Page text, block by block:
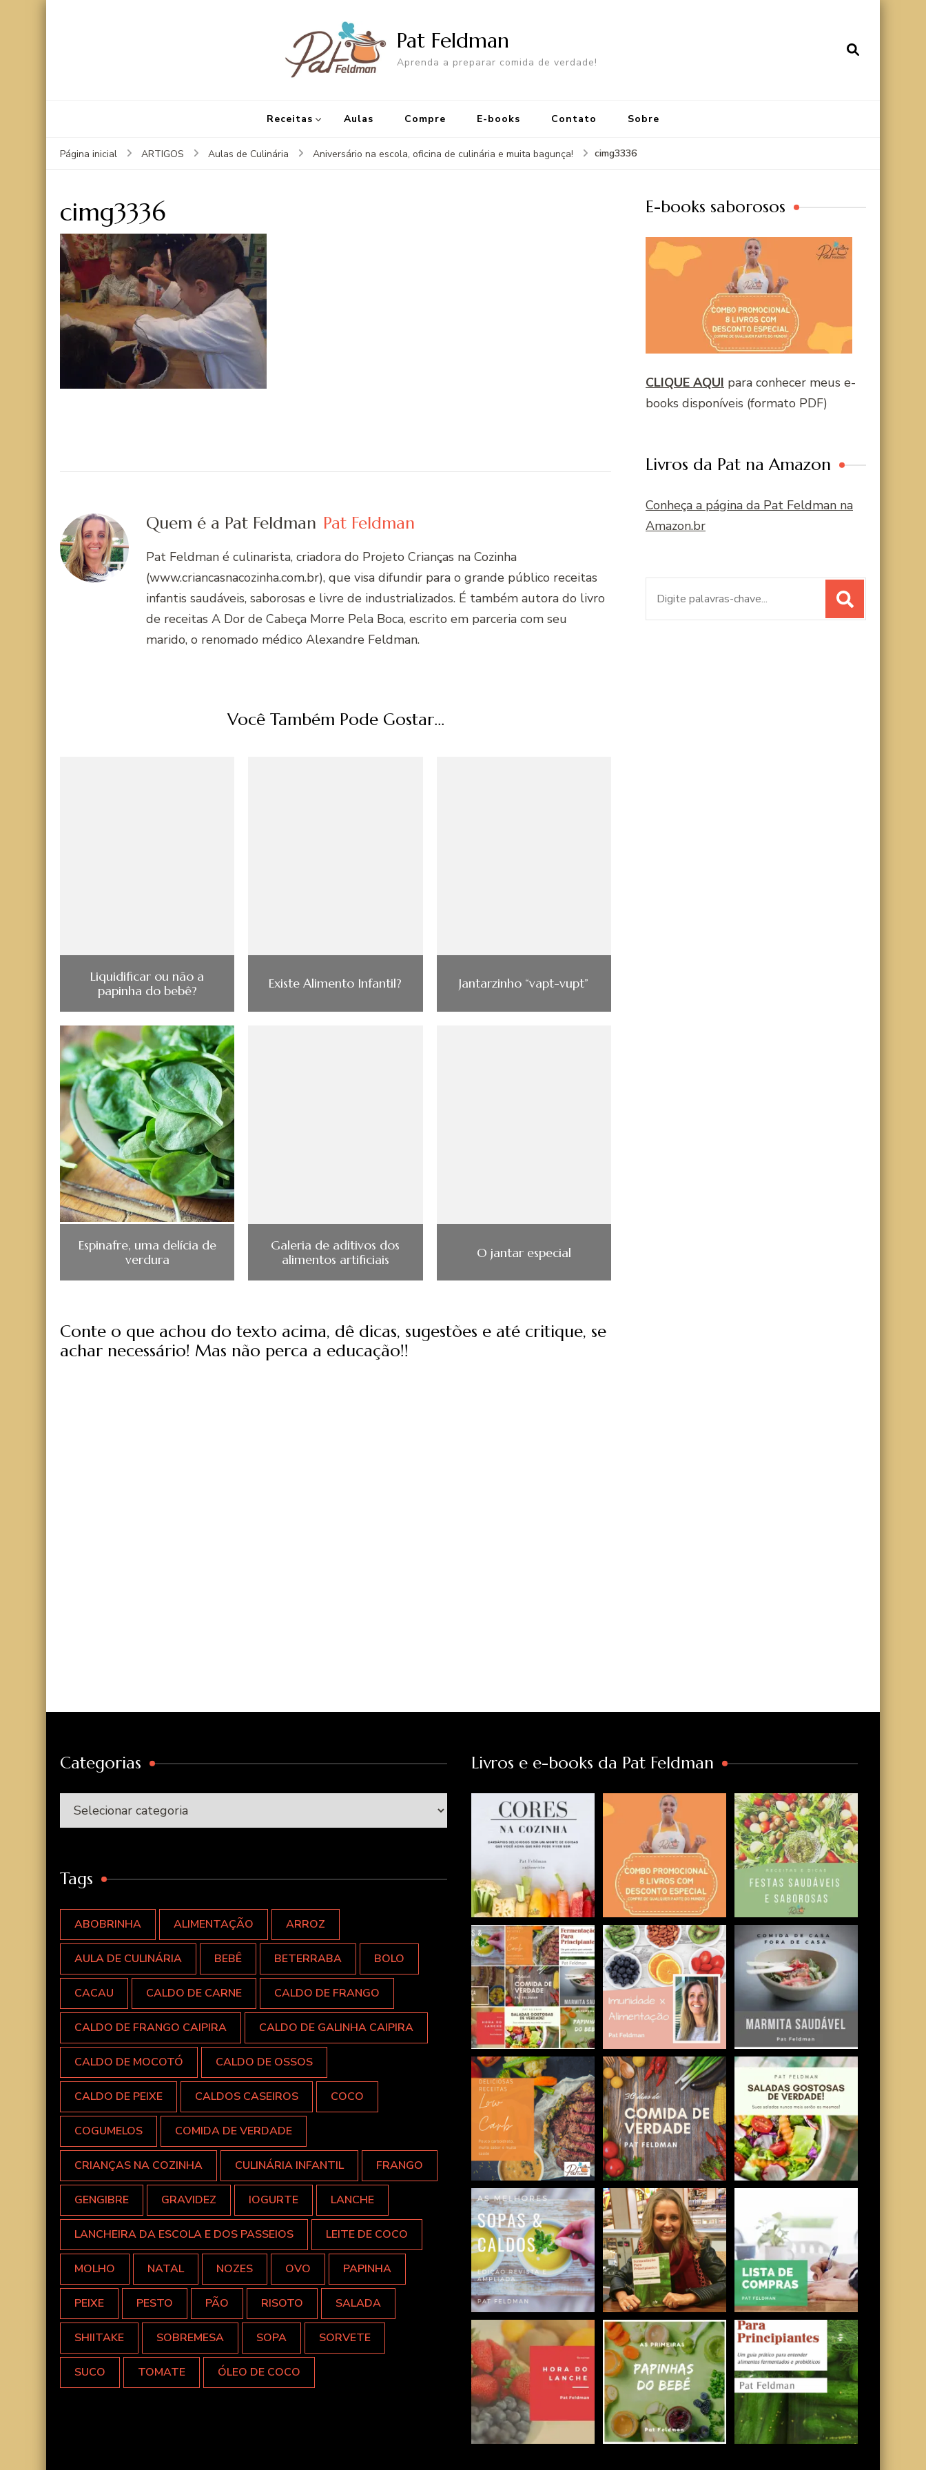
Pat Feldman
Aprenda a preparar comida de verdade!
Receitas Aulas Compre E-books Contato Sobre
Página inicial ARTIGOS Aulas de Culinária Aniversário na escola, oficina de culinária e muita bagunça! cimg3336
cimg3336
Quem é a Pat Feldman Pat Feldman
Pat Feldman é culinarista, criadora do Projeto Crianças na Cozinha
(www.criancasnacozinha.com.br), que visa difundir para o grande público receitas
infantis saudáveis, saborosas e livre de industrializados. É também autora do livro
de receitas A Dor de Cabeça Morre Pela Boca, escrito em parceria com seu
marido, o renomado médico Alexandre Feldman.
Você Também Pode Gostar...
Liquidificar ou não a
papinha do bebê?
Existe Alimento Infantil? Jantarzinho “vapt-vupt”
Espinafre, uma delícia de
verdura
Galeria de aditivos dos
alimentos artificiais
O jantar especial
Conte o que achou do texto acima, dê dicas, sugestões e até critique, se
achar necessário! Mas não perca a educação!!
E-books saborosos
CLIQUE AQUI para conhecer meus e-
books disponíveis (formato PDF)
Livros da Pat na Amazon
Conheça a página da Pat Feldman na
Amazon.br
Categorias
Categorias
Tags
ABOBRINHA ALIMENTAÇÃO ARROZ
AULA DE CULINÁRIA BEBÊ BETERRABA BOLO
CACAU CALDO DE CARNE CALDO DE FRANGO
CALDO DE FRANGO CAIPIRA CALDO DE GALINHA CAIPIRA
CALDO DE MOCOTÓ CALDO DE OSSOS
CALDO DE PEIXE CALDOS CASEIROS COCO
COGUMELOS COMIDA DE VERDADE
CRIANÇAS NA COZINHA CULINÁRIA INFANTIL FRANGO
GENGIBRE GRAVIDEZ IOGURTE LANCHE
LANCHEIRA DA ESCOLA E DOS PASSEIOS LEITE DE COCO
MOLHO NATAL NOZES OVO PAPINHA
PEIXE PESTO PÃO RISOTO SALADA
SHIITAKE SOBREMESA SOPA SORVETE
SUCO TOMATE ÓLEO DE COCO
Livros e e-books da Pat Feldman